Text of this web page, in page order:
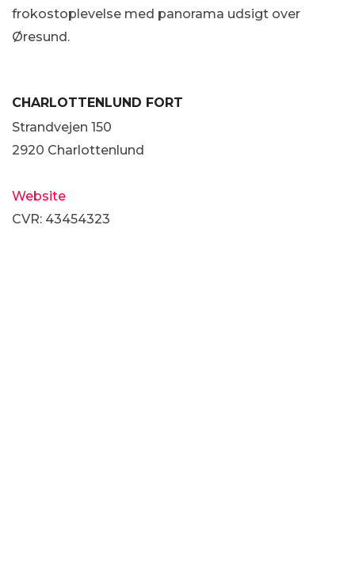
frokostoplevelse med panorama udsigt over
Øresund.
CHARLOTTENLUND FORT
Strandvejen 150
2920 Charlottenlund
Website
CVR: 43454323